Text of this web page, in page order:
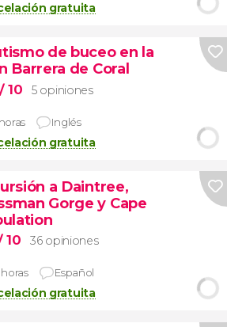
gratuita
de buceo en la
Barrera de Coral
/ 10 5 opiniones
Inglés
gratuita
a Daintree,
Gorge y Cape
10 36 opiniones
horas Español
gratuita